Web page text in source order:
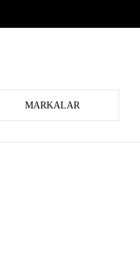
MARKALAR